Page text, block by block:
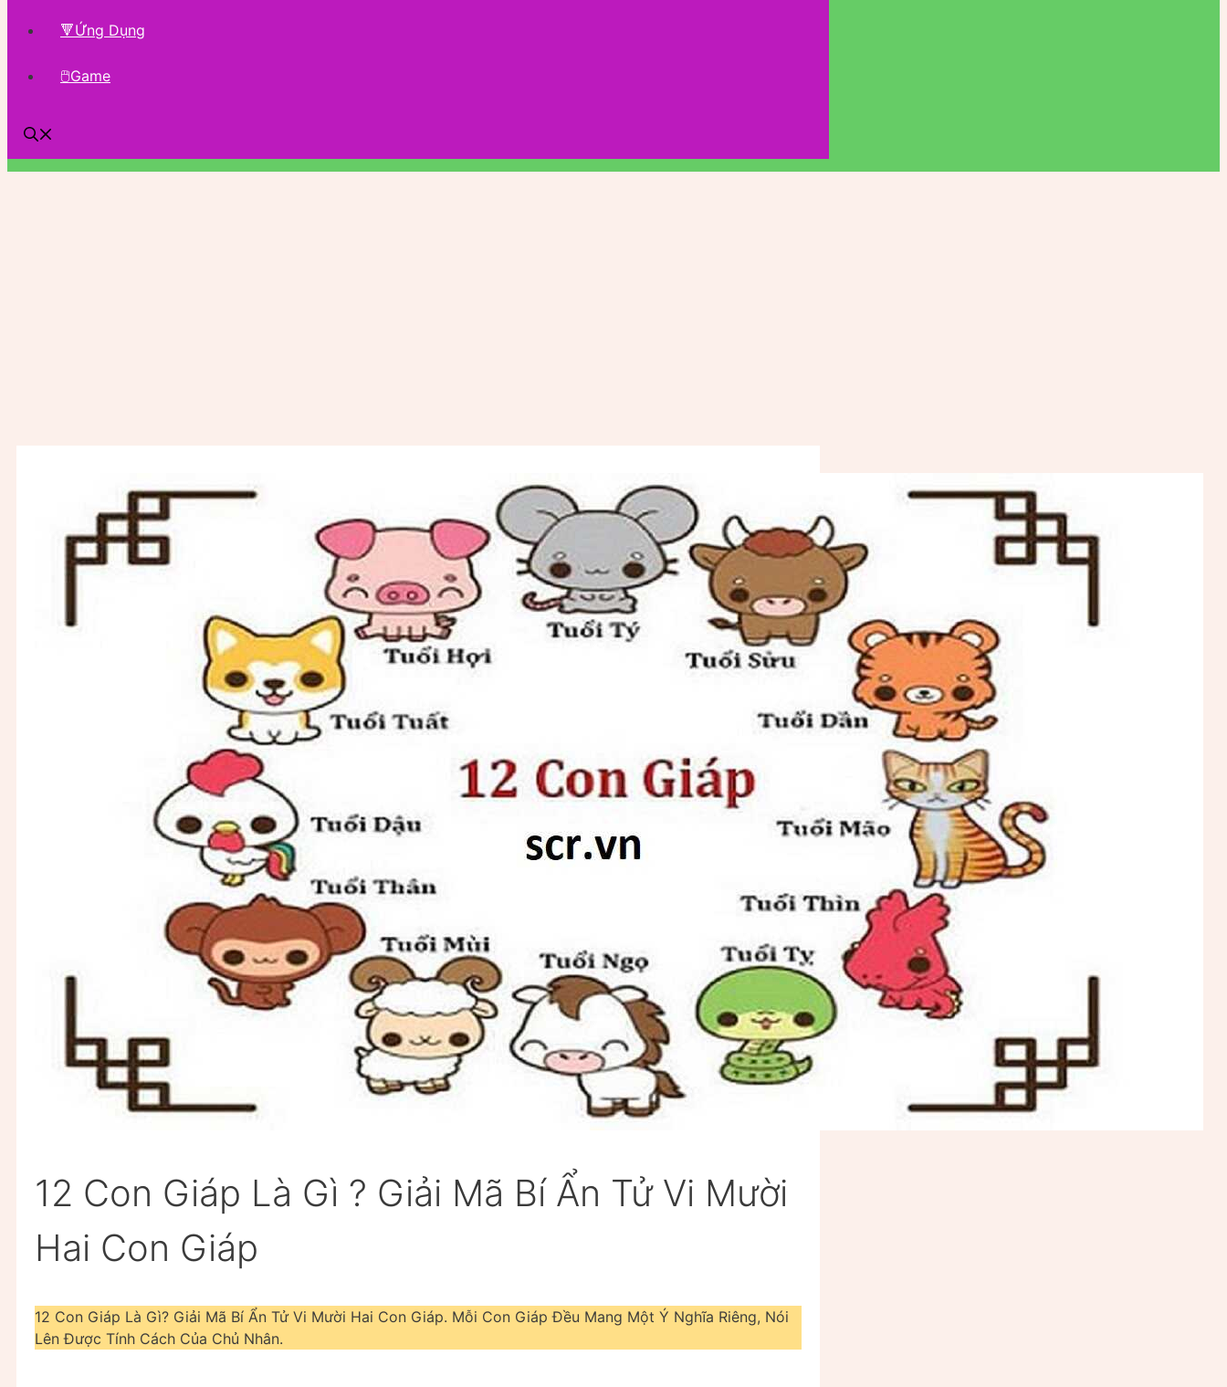
🔻Ứng Dụng
🖱Game
12 Con Giáp Là Gì ? Giải Mã Bí Ẩn Tử Vi Mười
Hai Con Giáp
12 Con Giáp Là Gì? Giải Mã Bí Ẩn Tử Vi Mười Hai Con Giáp. Mỗi Con Giáp Đều Mang Một Ý Nghĩa Riêng, Nói
Lên Được Tính Cách Của Chủ Nhân.